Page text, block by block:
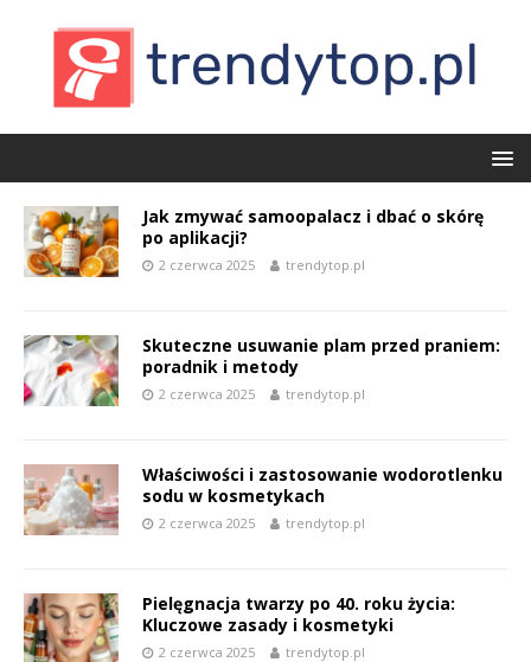
Jak zmywać samoopalacz i dbać o skórę
po aplikacji?
2 czerwca 2025 trendytop.pl
Skuteczne usuwanie plam przed praniem:
poradnik i metody
2 czerwca 2025 trendytop.pl
Właściwości i zastosowanie wodorotlenku
sodu w kosmetykach
2 czerwca 2025 trendytop.pl
Pielęgnacja twarzy po 40. roku życia:
Kluczowe zasady i kosmetyki
2 czerwca 2025 trendytop.pl